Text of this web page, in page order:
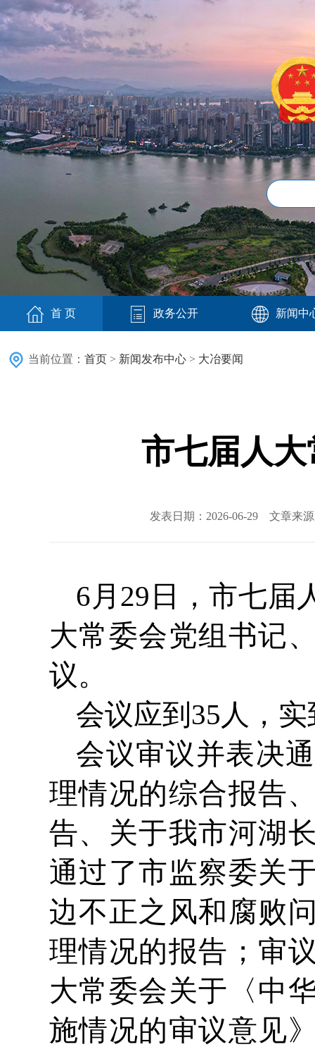
首 页 政务公开 新闻中
当前位置： 首页 > 新闻发布中心 > 大冶要闻
市七届人
发表日期：2026-06-29 文章来
6月29日，市七届
大常委会党组书记
议。
会议应到35人，
会议审议并表决
理情况的综合报告
告、关于我市河湖
通过了市监察委关
边不正之风和腐败
理情况的报告；审
大常委会关于〈中
施情况的审议意见